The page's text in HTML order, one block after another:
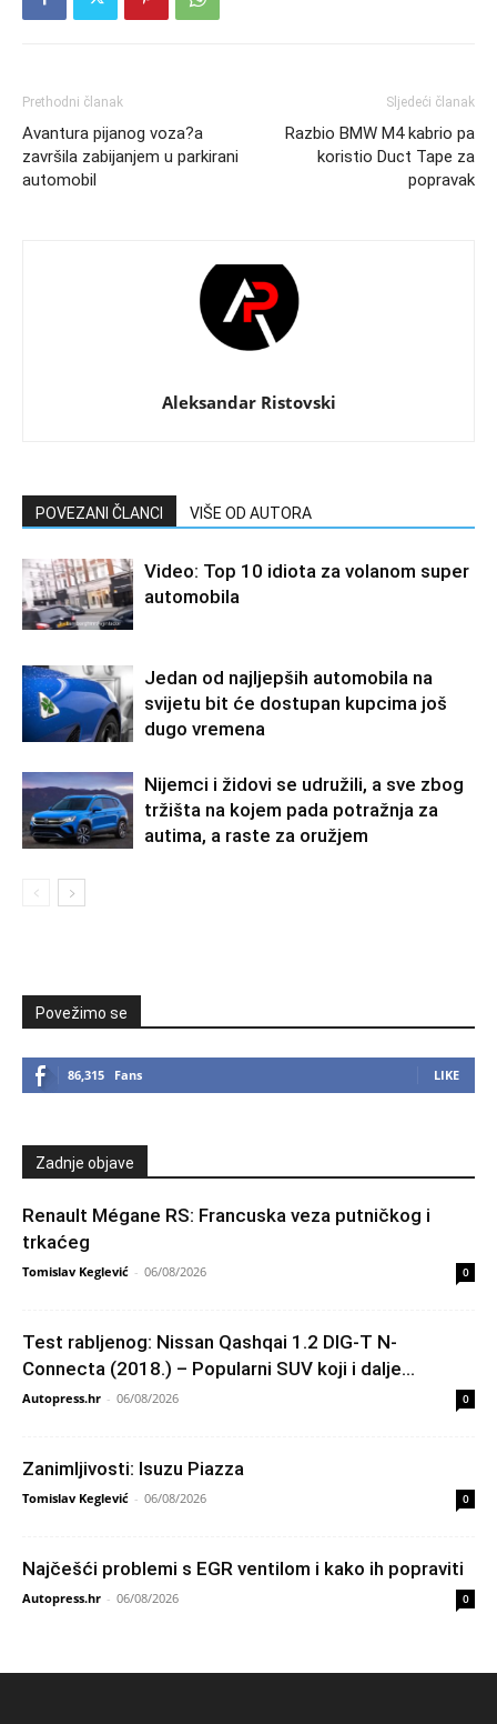
Prethodni članak
Avantura pijanog voza?a
završila zabijanjem u parkirani
automobil
Sljedeći članak
Razbio BMW M4 kabrio pa
koristio Duct Tape za
popravak
Aleksandar Ristovski
POVEZANI ČLANCI VIŠE OD AUTORA
Video: Top 10 idiota za volanom super
automobila
Jedan od najljepših automobila na
svijetu bit će dostupan kupcima još
dugo vremena
Nijemci i židovi se udružili, a sve zbog
tržišta na kojem pada potražnja za
autima, a raste za oružjem
Povežimo se
86,315 Fans LIKE
Zadnje objave
Renault Mégane RS: Francuska veza putničkog i
trkaćeg
Tomislav Keglević - 06/08/2026 0
Test rabljenog: Nissan Qashqai 1.2 DIG-T N-
Connecta (2018.) – Popularni SUV koji i dalje...
Autopress.hr - 06/08/2026 0
Zanimljivosti: Isuzu Piazza
Tomislav Keglević - 06/08/2026 0
Najčešći problemi s EGR ventilom i kako ih popraviti
Autopress.hr - 06/08/2026 0